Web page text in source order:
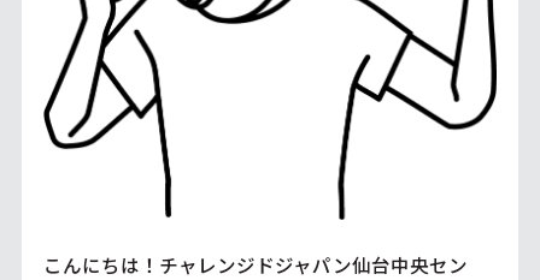
こんにちは！チャレンジドジャパン仙台中央セン